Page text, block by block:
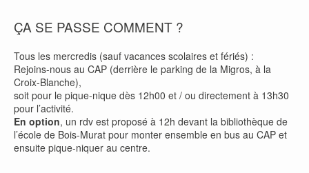
ÇA SE PASSE COMMENT ?
Tous les mercredis (sauf vacances scolaires et fériés) :
Rejoins-nous au CAP (derrière le parking de la Migros, à la
Croix-Blanche),
soit pour le pique-nique dès 12h00 et / ou directement à 13h30
pour l’activité.
En option, un rdv est proposé à 12h devant la bibliothèque de
l’école de Bois-Murat pour monter ensemble en bus au CAP et
ensuite pique-niquer au centre.